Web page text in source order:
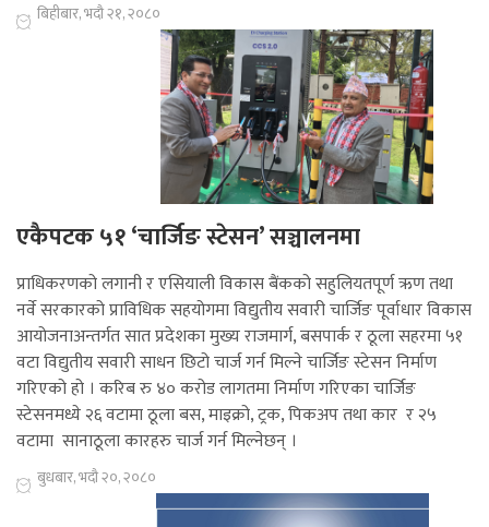
बिहीबार, भदौ २१, २०८०
एकैपटक ५१ ‘चार्जिङ स्टेसन’ सञ्चालनमा
प्राधिकरणको लगानी र एसियाली विकास बैंकको सहुलियतपूर्ण ऋण तथा
नर्वे सरकारको प्राविधिक सहयोगमा विद्युतीय सवारी चार्जिङ पूर्वाधार विकास
आयोजनाअन्तर्गत सात प्रदेशका मुख्य राजमार्ग, बसपार्क र ठूला सहरमा ५१
वटा विद्युतीय सवारी साधन छिटो चार्ज गर्न मिल्ने चार्जिङ स्टेसन निर्माण
गरिएको हो । करिब रु ४० करोड लागतमा निर्माण गरिएका चार्जिङ
स्टेसनमध्ये २६ वटामा ठूला बस, माइक्रो, ट्रक, पिकअप तथा कार र २५
वटामा सानाठूला कारहरु चार्ज गर्न मिल्नेछन् ।
बुधबार, भदौ २०, २०८०